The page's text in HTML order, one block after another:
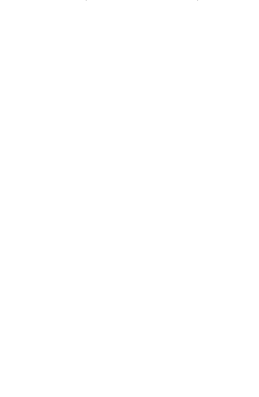
эффективное охлаждение во
блока от перегрева,
заряда пользователь может
до -17 градусов.
в технических
устройства 2960507 возможна